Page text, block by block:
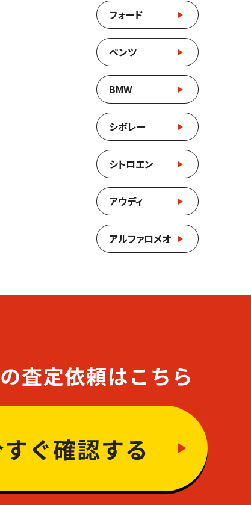
フォード
ベンツ
BMW
シボレー
シトロエン
アウディ
アルファロメオ